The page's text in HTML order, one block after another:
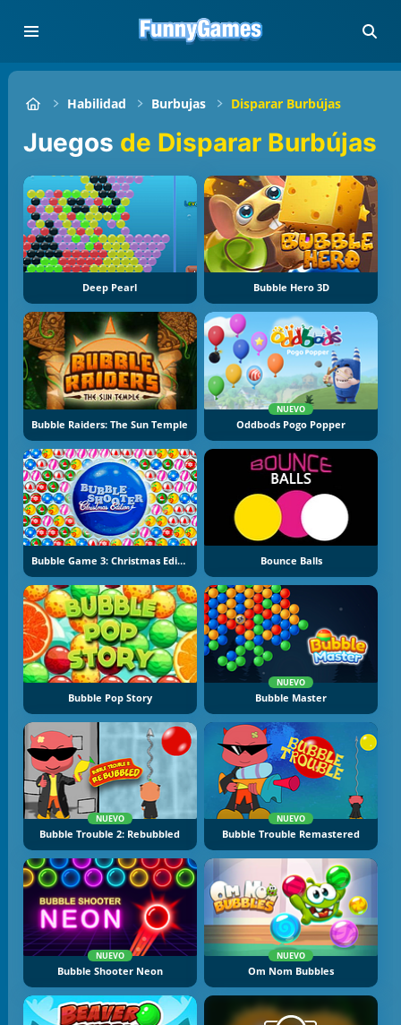
Habilidad Burbujas Disparar Burbújas
Juegos de Disparar Burbújas
Deep Pearl Bubble Hero 3D
Bubble Raiders: The Sun Temple
NUEVO
Oddbods Pogo Popper
Bubble Game 3: Christmas Edition Bounce Balls
Bubble Pop Story
NUEVO
Bubble Master
NUEVO
Bubble Trouble 2: Rebubbled
NUEVO
Bubble Trouble Remastered
NUEVO
Bubble Shooter Neon
NUEVO
Om Nom Bubbles